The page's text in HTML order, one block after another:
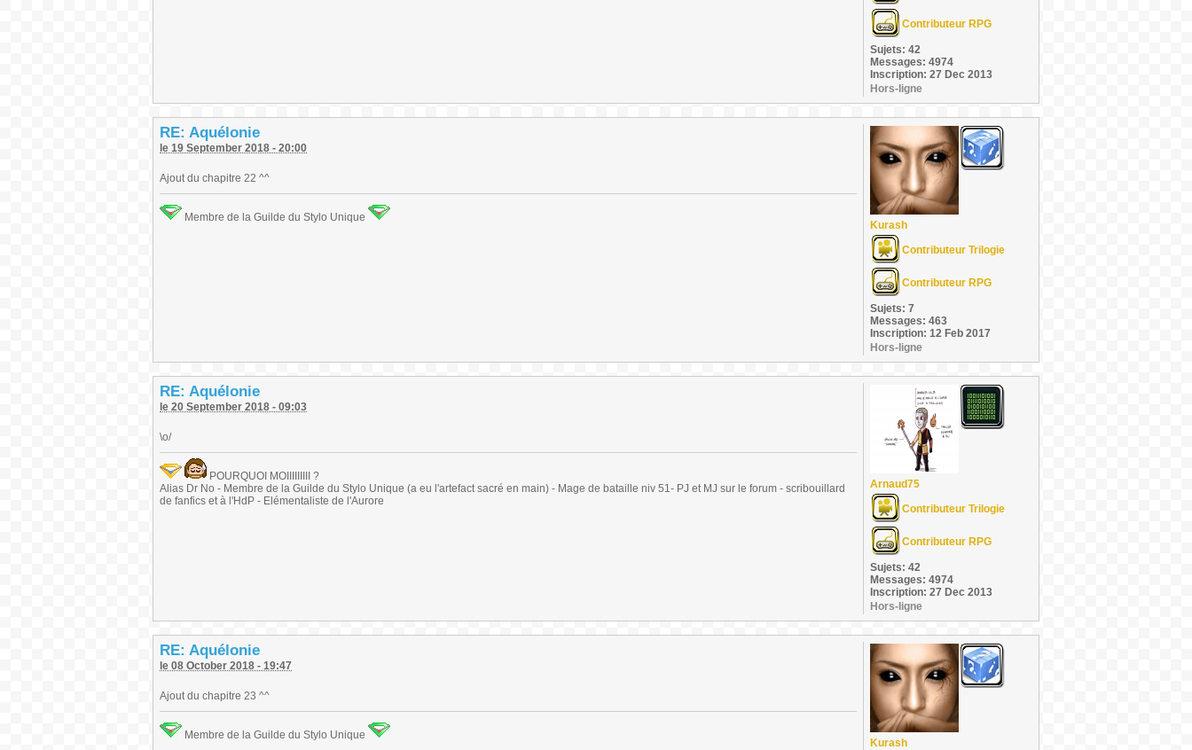
Contributeur RPG
Sujets: 42
Messages: 4974
Inscription: 27 Dec 2013
Hors-ligne
RE: Aquélonie
le 19 September 2018 - 20:00
Ajout du chapitre 22 ^^
Membre de la Guilde du Stylo Unique
Kurash
Contributeur Trilogie
Contributeur RPG
Sujets: 7
Messages: 463
Inscription: 12 Feb 2017
Hors-ligne
RE: Aquélonie
le 20 September 2018 - 09:03
\o/
POURQUOI MOIIIIIIIII ?
Alias Dr No - Membre de la Guilde du Stylo Unique (a eu l'artefact sacré en main) - Mage de bataille niv 51- PJ et MJ sur le forum - scribouillard
de fanfics et à l'HdP - Elémentaliste de l'Aurore
Arnaud75
Contributeur Trilogie
Contributeur RPG
Sujets: 42
Messages: 4974
Inscription: 27 Dec 2013
Hors-ligne
RE: Aquélonie
le 08 October 2018 - 19:47
Ajout du chapitre 23 ^^
Membre de la Guilde du Stylo Unique
Kurash